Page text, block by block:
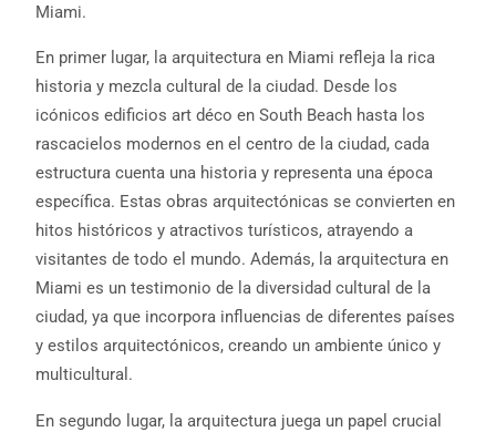
Miami.
En primer lugar, la arquitectura en Miami refleja la rica
historia y mezcla cultural de la ciudad. Desde los
icónicos edificios art déco en South Beach hasta los
rascacielos modernos en el centro de la ciudad, cada
estructura cuenta una historia y representa una época
específica. Estas obras arquitectónicas se convierten en
hitos históricos y atractivos turísticos, atrayendo a
visitantes de todo el mundo. Además, la arquitectura en
Miami es un testimonio de la diversidad cultural de la
ciudad, ya que incorpora influencias de diferentes países
y estilos arquitectónicos, creando un ambiente único y
multicultural.
En segundo lugar, la arquitectura juega un papel crucial